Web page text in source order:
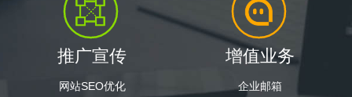
推广宣传
网站SEO优化
增值业务
企业邮箱